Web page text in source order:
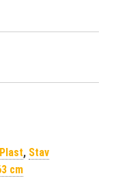
, Stav
cm